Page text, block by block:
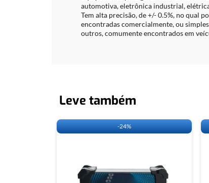
automotiva, eletrônica industrial,
Tem alta precisão, de +/- 0.5%, no qual
encontradas comercialmente, ou
outros, comumente encontrados em
Leve também
-24%